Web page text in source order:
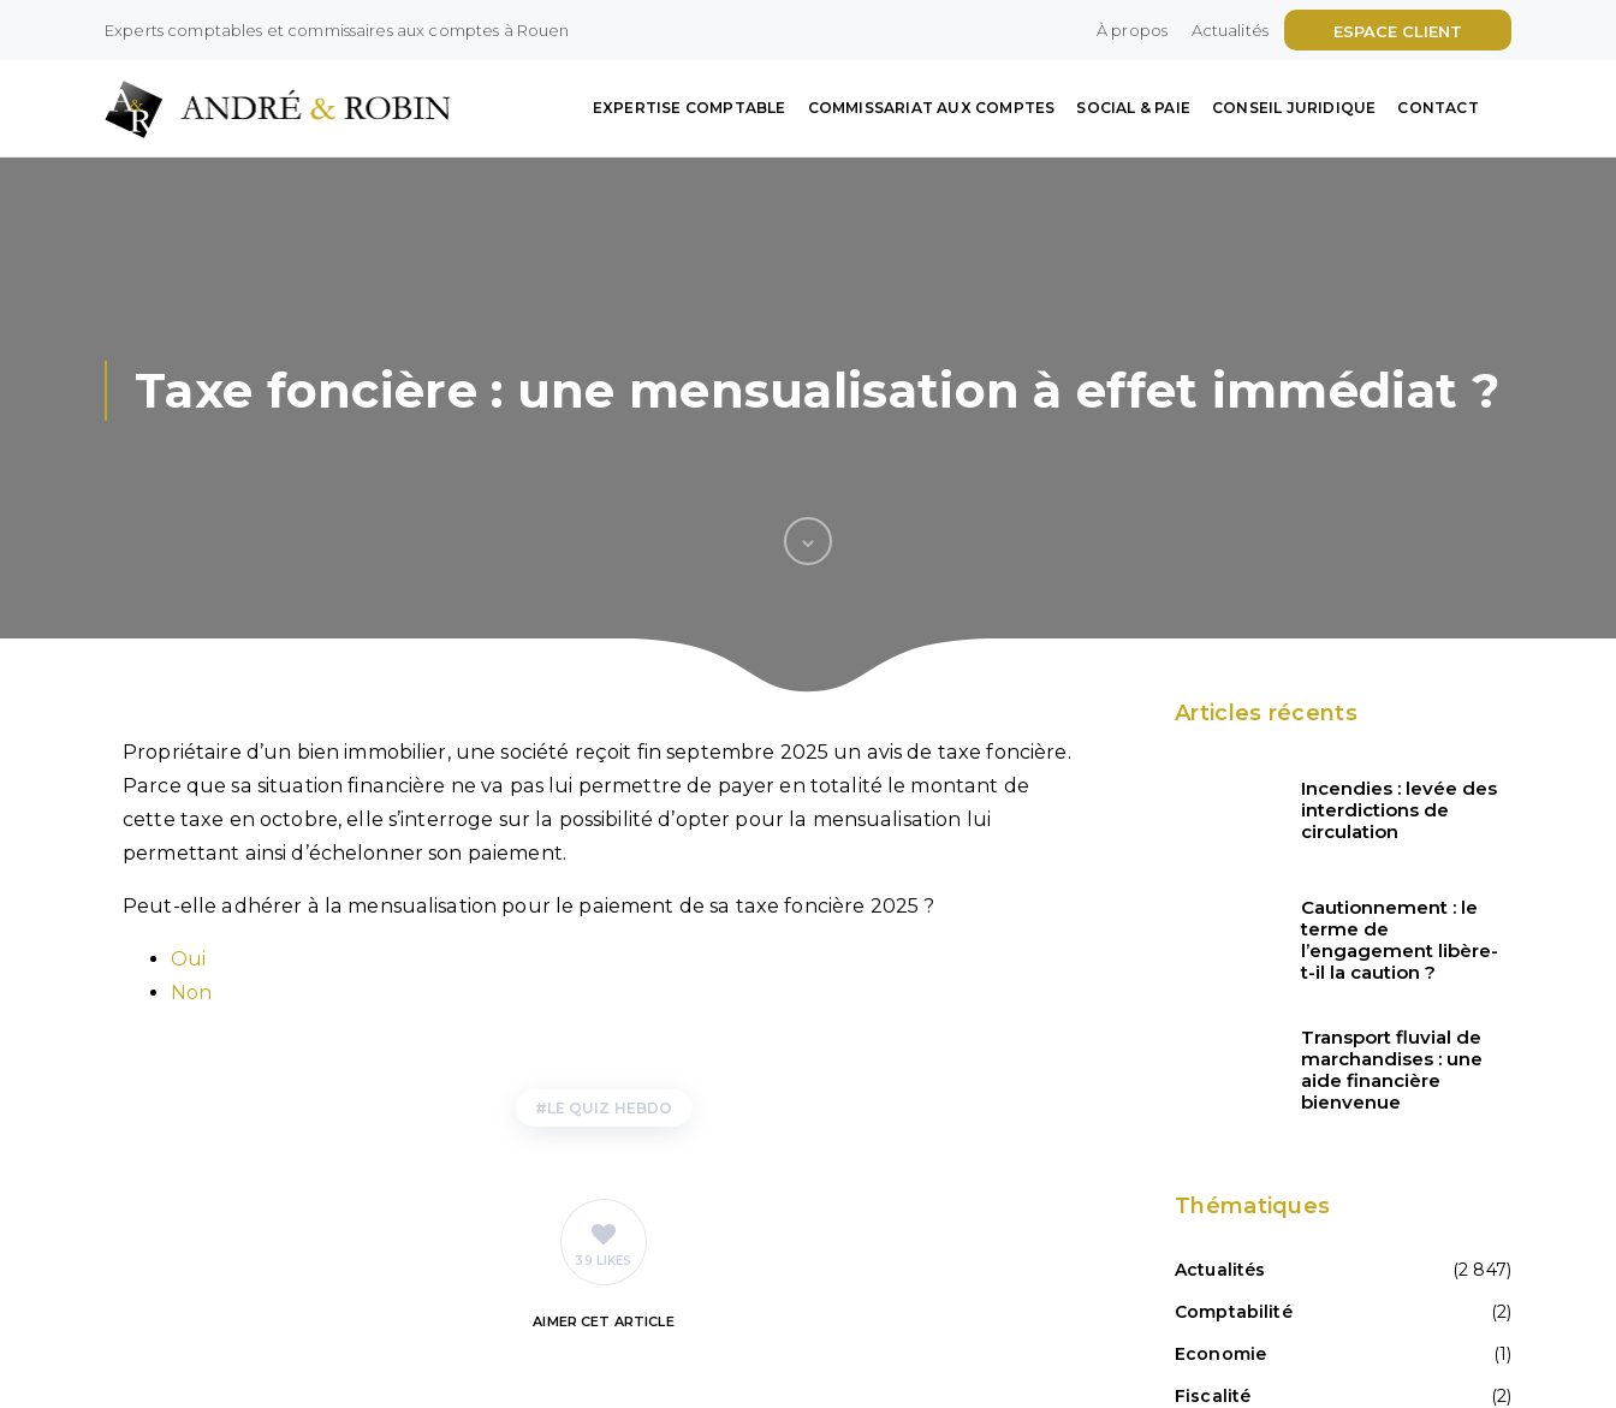
Experts comptables et commissaires aux comptes à Rouen ESPACE CLIENT
À propos Actualités
EXPERTISE COMPTABLE COMMISSARIAT AUX COMPTES SOCIAL & PAIE CONSEIL JURIDIQUE CONTACT
Taxe foncière : une mensualisation à effet immédiat ?
Propriétaire d’un bien immobilier, une société reçoit fin septembre 2025 un avis de taxe foncière.
Parce que sa situation financière ne va pas lui permettre de payer en totalité le montant de
cette taxe en octobre, elle s’interroge sur la possibilité d’opter pour la mensualisation lui
permettant ainsi d’échelonner son paiement.
Peut-elle adhérer à la mensualisation pour le paiement de sa taxe foncière 2025 ?
Oui
Non
LE QUIZ HEBDO
39 LIKES
AIMER CET ARTICLE
Articles récents
Incendies : levée des
interdictions de
circulation
Cautionnement : le
terme de
l’engagement libère-
t-il la caution ?
Transport fluvial de
marchandises : une
aide financière
bienvenue
Thématiques
Actualités
(2 847)
Comptabilité
(2)
Economie
(1)
Fiscalité
(2)